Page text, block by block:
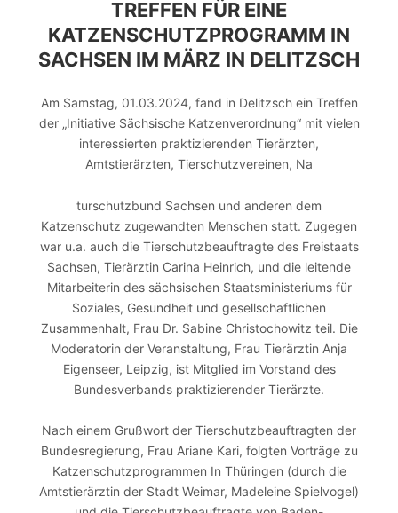
TREFFEN FÜR EINE
KATZENSCHUTZPROGRAMM IN
SACHSEN IM MÄRZ IN DELITZSCH
Am Samstag, 01.03.2024, fand in Delitzsch ein Treffen
der „Initiative Sächsische Katzenverordnung“ mit vielen
interessierten praktizierenden Tierärzten,
Amtstierärzten, Tierschutzvereinen, Na
turschutzbund Sachsen und anderen dem
Katzenschutz zugewandten Menschen statt. Zugegen
war u.a. auch die Tierschutzbeauftragte des Freistaats
Sachsen, Tierärztin Carina Heinrich, und die leitende
Mitarbeiterin des sächsischen Staatsministeriums für
Soziales, Gesundheit und gesellschaftlichen
Zusammenhalt, Frau Dr. Sabine Christochowitz teil. Die
Moderatorin der Veranstaltung, Frau Tierärztin Anja
Eigenseer, Leipzig, ist Mitglied im Vorstand des
Bundesverbands praktizierender Tierärzte.
Nach einem Grußwort der Tierschutzbeauftragten der
Bundesregierung, Frau Ariane Kari, folgten Vorträge zu
Katzenschutzprogrammen In Thüringen (durch die
Amtstierärztin der Stadt Weimar, Madeleine Spielvogel)